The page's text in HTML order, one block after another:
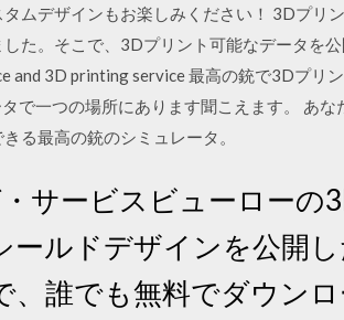
ムデザインもお楽しみください！ 3Dプリ
た。そこで、3Dプリント可能なデータを
and 3D printing service 最高の銃で3Dプリ
で一つの場所にあります聞こえます。 あ
る最高の銃のシミュレータ。
サービスビューローの
ールドデザインを公開
誰でも無料でダウン